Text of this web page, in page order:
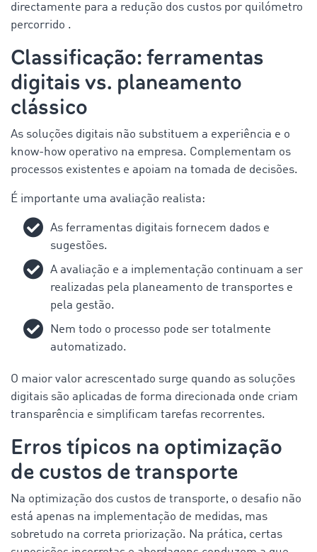
directamente para a redução dos custos por quilómetro
percorrido .
Classificação: ferramentas
digitais vs. planeamento
clássico
As soluções digitais não substituem a experiência e o
know-how operativo na empresa. Complementam os
processos existentes e apoiam na tomada de decisões.
É importante uma avaliação realista:
As ferramentas digitais fornecem dados e
sugestões.
A avaliação e a implementação continuam a ser
realizadas pela planeamento de transportes e
pela gestão.
Nem todo o processo pode ser totalmente
automatizado.
O maior valor acrescentado surge quando as soluções
digitais são aplicadas de forma direcionada onde criam
transparência e simplificam tarefas recorrentes.
Erros típicos na optimização
de custos de transporte
Na optimização dos custos de transporte, o desafio não
está apenas na implementação de medidas, mas
sobretudo na correta priorização. Na prática, certas